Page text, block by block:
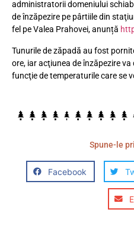
administratorii domeniului
de înzăpezire pe pârtiile din
fel pe Valea Prahovei, anunță
Tunurile de zăpadă au fost
ore, iar acţiunea de înzăpezire
funcţie de temperaturile care se
Spune-le
Facebook